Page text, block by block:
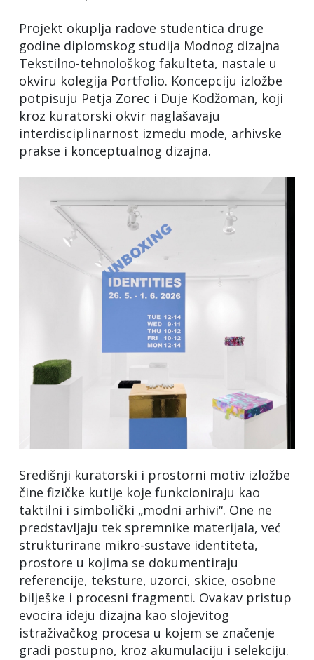
Projekt okuplja radove studentica druge
godine diplomskog studija Modnog dizajna
Tekstilno-tehnološkog fakulteta, nastale u
okviru kolegija Portfolio. Koncepciju izložbe
potpisuju Petja Zorec i Duje Kodžoman, koji
kroz kuratorski okvir naglašavaju
interdisciplinarnost između mode, arhivske
prakse i konceptualnog dizajna.
Središnji kuratorski i prostorni motiv izložbe
čine fizičke kutije koje funkcioniraju kao
taktilni i simbolički „modni arhivi“. One ne
predstavljaju tek spremnike materijala, već
strukturirane mikro-sustave identiteta,
prostore u kojima se dokumentiraju
referencije, teksture, uzorci, skice, osobne
bilješke i procesni fragmenti. Ovakav pristup
evocira ideju dizajna kao slojevitog
istraživačkog procesa u kojem se značenje
gradi postupno, kroz akumulaciju i selekciju.